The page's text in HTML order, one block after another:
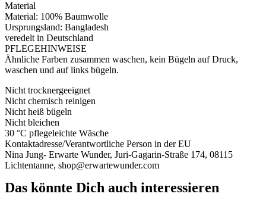
Material
Material: 100% Baumwolle
Ursprungsland: Bangladesh
veredelt in Deutschland
PFLEGEHINWEISE
Ähnliche Farben zusammen waschen, kein Bügeln auf Druck,
waschen und auf links bügeln.
Nicht trocknergeeignet
Nicht chemisch reinigen
Nicht heiß bügeln
Nicht bleichen
30 °C pflegeleichte Wäsche
Kontaktadresse/Verantwortliche Person in der EU
Nina Jung- Erwarte Wunder, Juri-Gagarin-Straße 174, 08115
Lichtentanne, shop@erwartewunder.com
Das könnte Dich auch interessieren